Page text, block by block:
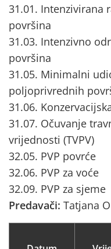
31.01. Intenzivirana
površina
31.03. Intenzivno
površina
31.05. Minimalni
poljoprivrednih
31.06.
31.07. Očuvanje
vrijednosti (TVPV)
32.05. PVP povrće
32.06. PVP za voće
32.09. PVP za sjeme
Predavači: Tatjana